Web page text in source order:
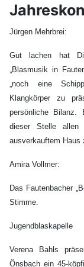
Jürgen Mehrbrei:
Gut lachen hat
„Blasmusik in
„noch eine
Klangkörper zu
persönliche Bilanz.
dieser Stelle
ausverkauftem Haus
Amira Vollmer:
Das Fautenbacher
Stimme.
Jugendblaskapelle
Verena Bahls
Önsbach ein 45-